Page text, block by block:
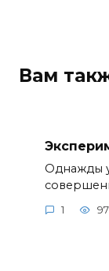
Вам
Однажды
1